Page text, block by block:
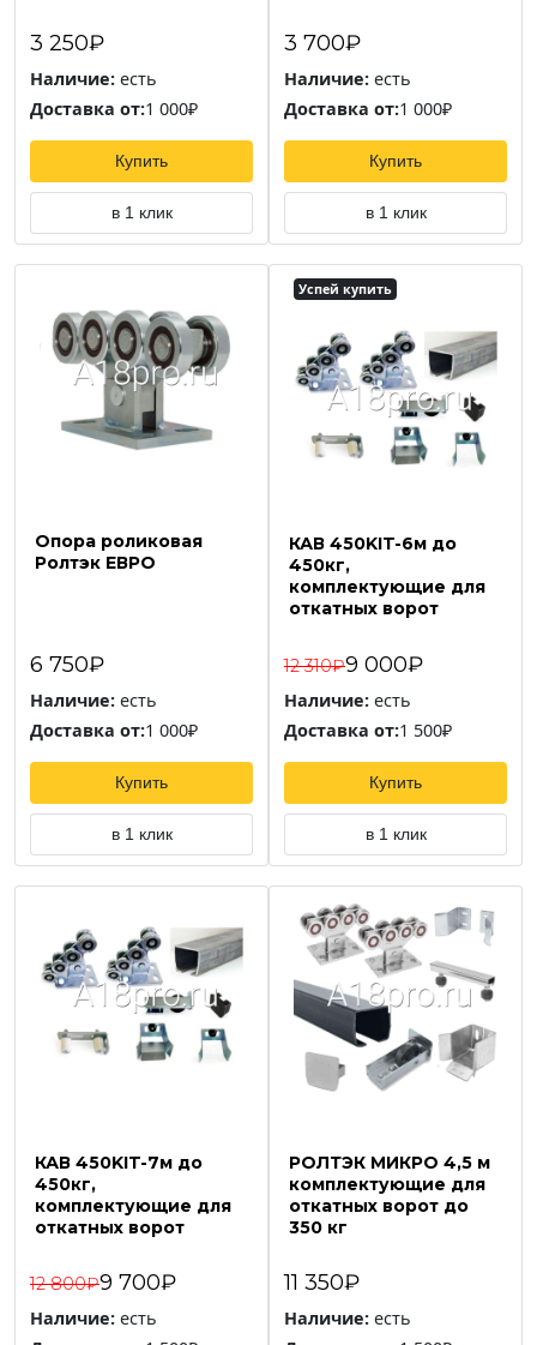
3 250₽
Наличие: есть
Доставка от:1 000₽
Купить
в 1 клик
3 700₽
Наличие: есть
Доставка от:1 000₽
Купить
в 1 клик
Опора роликовая
Ролтэк ЕВРО
6 750₽
Наличие: есть
Доставка от:1 000₽
Купить
в 1 клик
Успей купить
КАВ 450KIT-6м до
450кг,
комплектующие для
откатных ворот
12 310₽9 000₽
Наличие: есть
Доставка от:1 500₽
Купить
в 1 клик
КАВ 450KIT-7м до
450кг,
комплектующие для
откатных ворот
12 800₽9 700₽
Наличие: есть
РОЛТЭК МИКРО 4,5 м
комплектующие для
откатных ворот до
350 кг
11 350₽
Наличие: есть